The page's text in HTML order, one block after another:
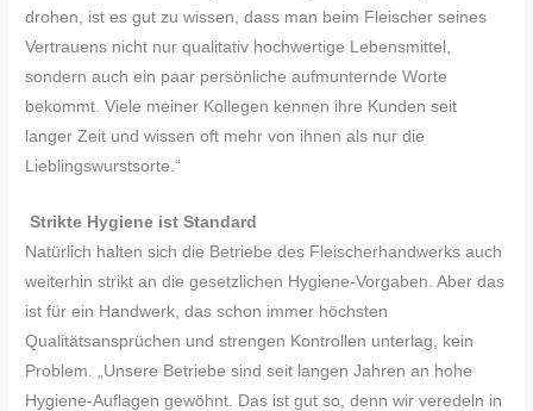
drohen, ist es gut zu wissen, dass man beim Fleischer seines
Vertrauens nicht nur qualitativ hochwertige Lebensmittel,
sondern auch ein paar persönliche aufmunternde Worte
bekommt. Viele meiner Kollegen kennen ihre Kunden seit
langer Zeit und wissen oft mehr von ihnen als nur die
Lieblingswurstsorte.“
Strikte Hygiene ist Standard
Natürlich halten sich die Betriebe des Fleischerhandwerks auch
weiterhin strikt an die gesetzlichen Hygiene-Vorgaben. Aber das
ist für ein Handwerk, das schon immer höchsten
Qualitätsansprüchen und strengen Kontrollen unterlag, kein
Problem. „Unsere Betriebe sind seit langen Jahren an hohe
Hygiene-Auflagen gewöhnt. Das ist gut so, denn wir veredeln in